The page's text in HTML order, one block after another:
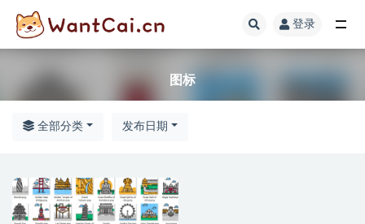
登录
图标
全部分类 发布日期